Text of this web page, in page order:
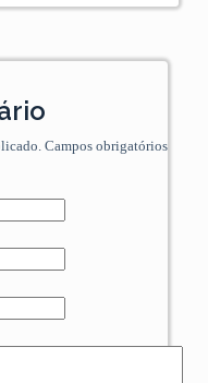
Campos obrigatórios